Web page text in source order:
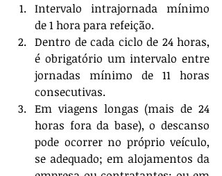
Intervalo intrajornada mínimo
de 1 hora para refeição.
Dentro de cada ciclo de 24 horas,
é obrigatório um intervalo entre
jornadas mínimo de 11 horas
consecutivas.
Em viagens longas (mais de 24
horas fora da base), o descanso
pode ocorrer no próprio veículo,
se adequado; em alojamentos da